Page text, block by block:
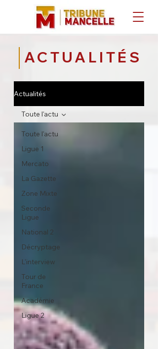
ACTUALITÉS
Actualités
Toute l'actu
Ligue 1
Mercato
La Gazette
Zone Mixte
Seconde
Ligue
National 2
Décryptage
L'interview
Tour de
France
Académie
Ligue 2
Toute l'actu